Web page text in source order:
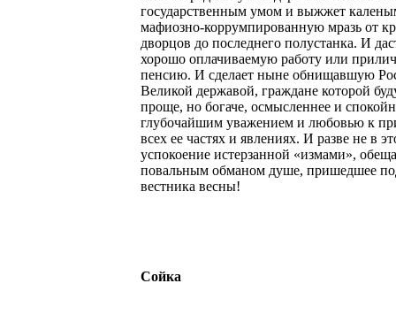
государственным умом и выжжет
мафиозно-коррумпированную мразь от
дворцов до последнего полустанка. И
хорошо оплачиваемую работу или
пенсию. И сделает ныне обнищавшую
Великой державой, граждане которой
проще, но богаче, осмысленнее и
глубочайшим уважением и любовью к
всех ее частях и явлениях. И разве не в
успокоение истерзанной «измами»,
повальным обманом душе, пришедшее
вестника весны!
Сойка